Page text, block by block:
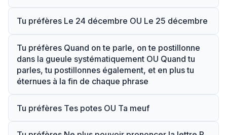
Tu préfères Le 24 décembre OU Le 25 décembre
Tu préfères Quand on te parle, on te postillonne
dans la gueule systématiquement OU Quand tu
parles, tu postillonnes également, et en plus tu
éternues à la fin de chaque phrase
Tu préfères Tes potes OU Ta meuf